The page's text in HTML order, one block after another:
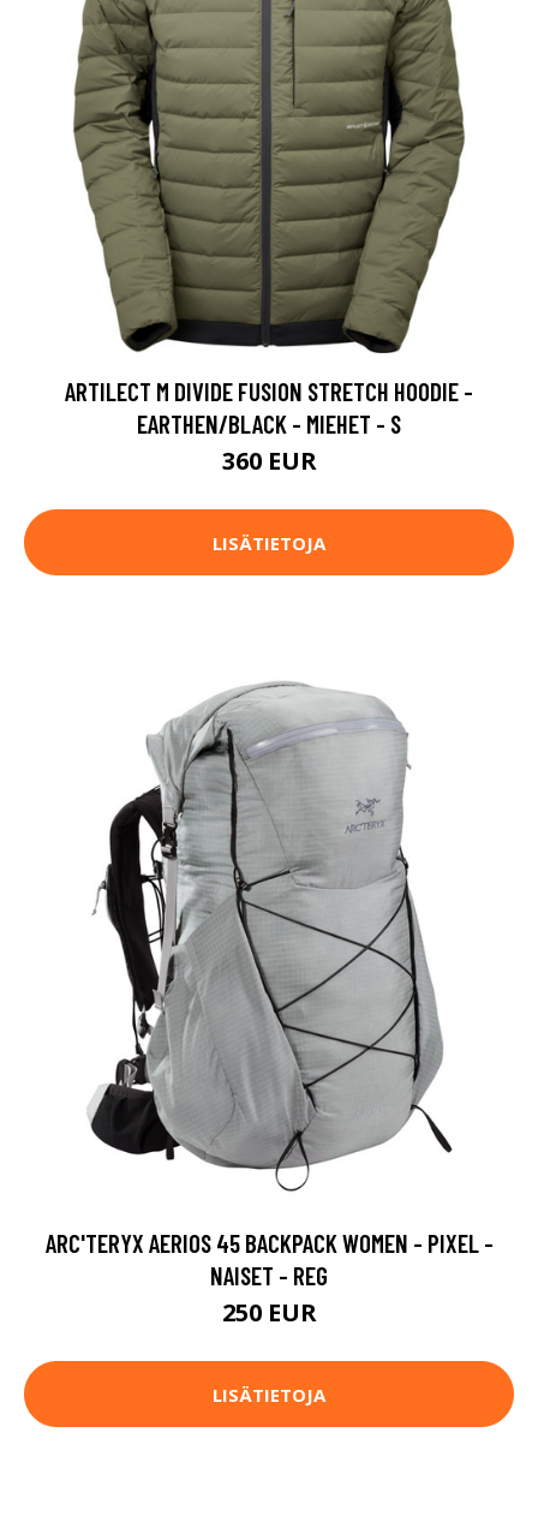
ARTILECT M DIVIDE FUSION STRETCH HOODIE -
EARTHEN/BLACK - MIEHET - S
360 EUR
LISÄTIETOJA
ARC'TERYX AERIOS 45 BACKPACK WOMEN - PIXEL -
NAISET - REG
250 EUR
LISÄTIETOJA